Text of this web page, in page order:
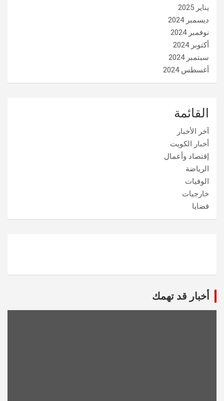
يناير 2025
ديسمبر 2024
نوفمبر 2024
أكتوبر 2024
سبتمبر 2024
أغسطس 2024
القائمة
آخر الأخبار
أخبار الكويت
إقتصاد وأعمال
الرياضة
الوفيات
خارجيات
قضايا
أخبار قد تهمك